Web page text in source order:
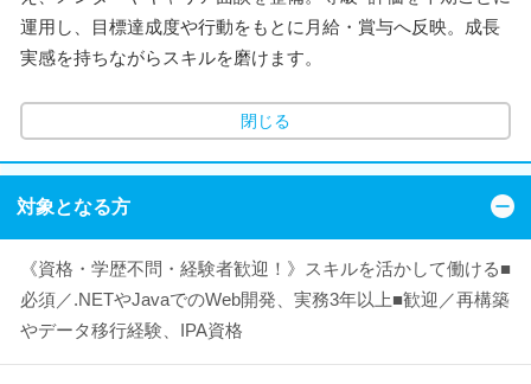
運用し、目標達成度や行動をもとに月給・賞与へ反映。成長
実感を持ちながらスキルを磨けます。
閉じる
対象となる方
《資格・学歴不問・経験者歓迎！》スキルを活かして働ける■
必須／.NETやJavaでのWeb開発、実務3年以上■歓迎／再構築
やデータ移行経験、IPA資格